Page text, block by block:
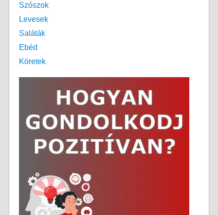
Szószok
Levesek
Saláták
Ebéd
Köretek